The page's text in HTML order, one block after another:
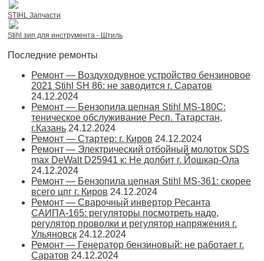
STIHL Запчасти
Stihl зип для инструмента - Штиль
Последние ремонты
Ремонт — Воздуходувное устройство бензиновое
2021 Stihl SH 86: не заводится г. Саратов
24.12.2024
Ремонт — Бензопила цепная Stihl MS-180С:
теническое обслуживание Респ. Татарстан,
г.Казань 24.12.2024
Ремонт — Стартер: г. Киров 24.12.2024
Ремонт — Электрический отбойный молоток SDS
max DeWalt D25941 к: Не долбит г. Йошкар-Ола
24.12.2024
Ремонт — Бензопила цепная Stihl MS-361: скорее
всего цпг г. Киров 24.12.2024
Ремонт — Сварочный инвертор Ресанта
САИПА-165: регуляторы посмотреть надо,
регулятор проволки и регулятор напряжения г.
Ульяновск 24.12.2024
Ремонт — Генератор бензиновый: не работает г.
Саратов 24.12.2024